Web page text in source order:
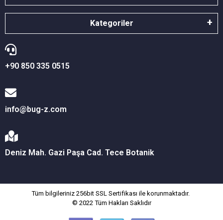
Kategoriler
+90 850 335 0515
info@bug-z.com
Deniz Mah. Gazi Paşa Cad. Tece Botanik
Tüm bilgileriniz 256bit SSL Sertifikası ile korunmaktadır.
© 2022 Tüm Hakları Saklıdır